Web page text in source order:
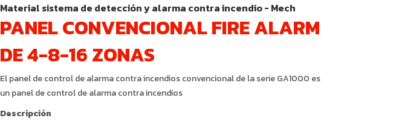
Material sistema de detección y alarma contra incendio - Mech
PANEL CONVENCIONAL FIRE ALARM
DE 4-8-16 ZONAS
El panel de control de alarma contra incendios convencional de la serie GA1000 es
un panel de control de alarma contra incendios
Descripción